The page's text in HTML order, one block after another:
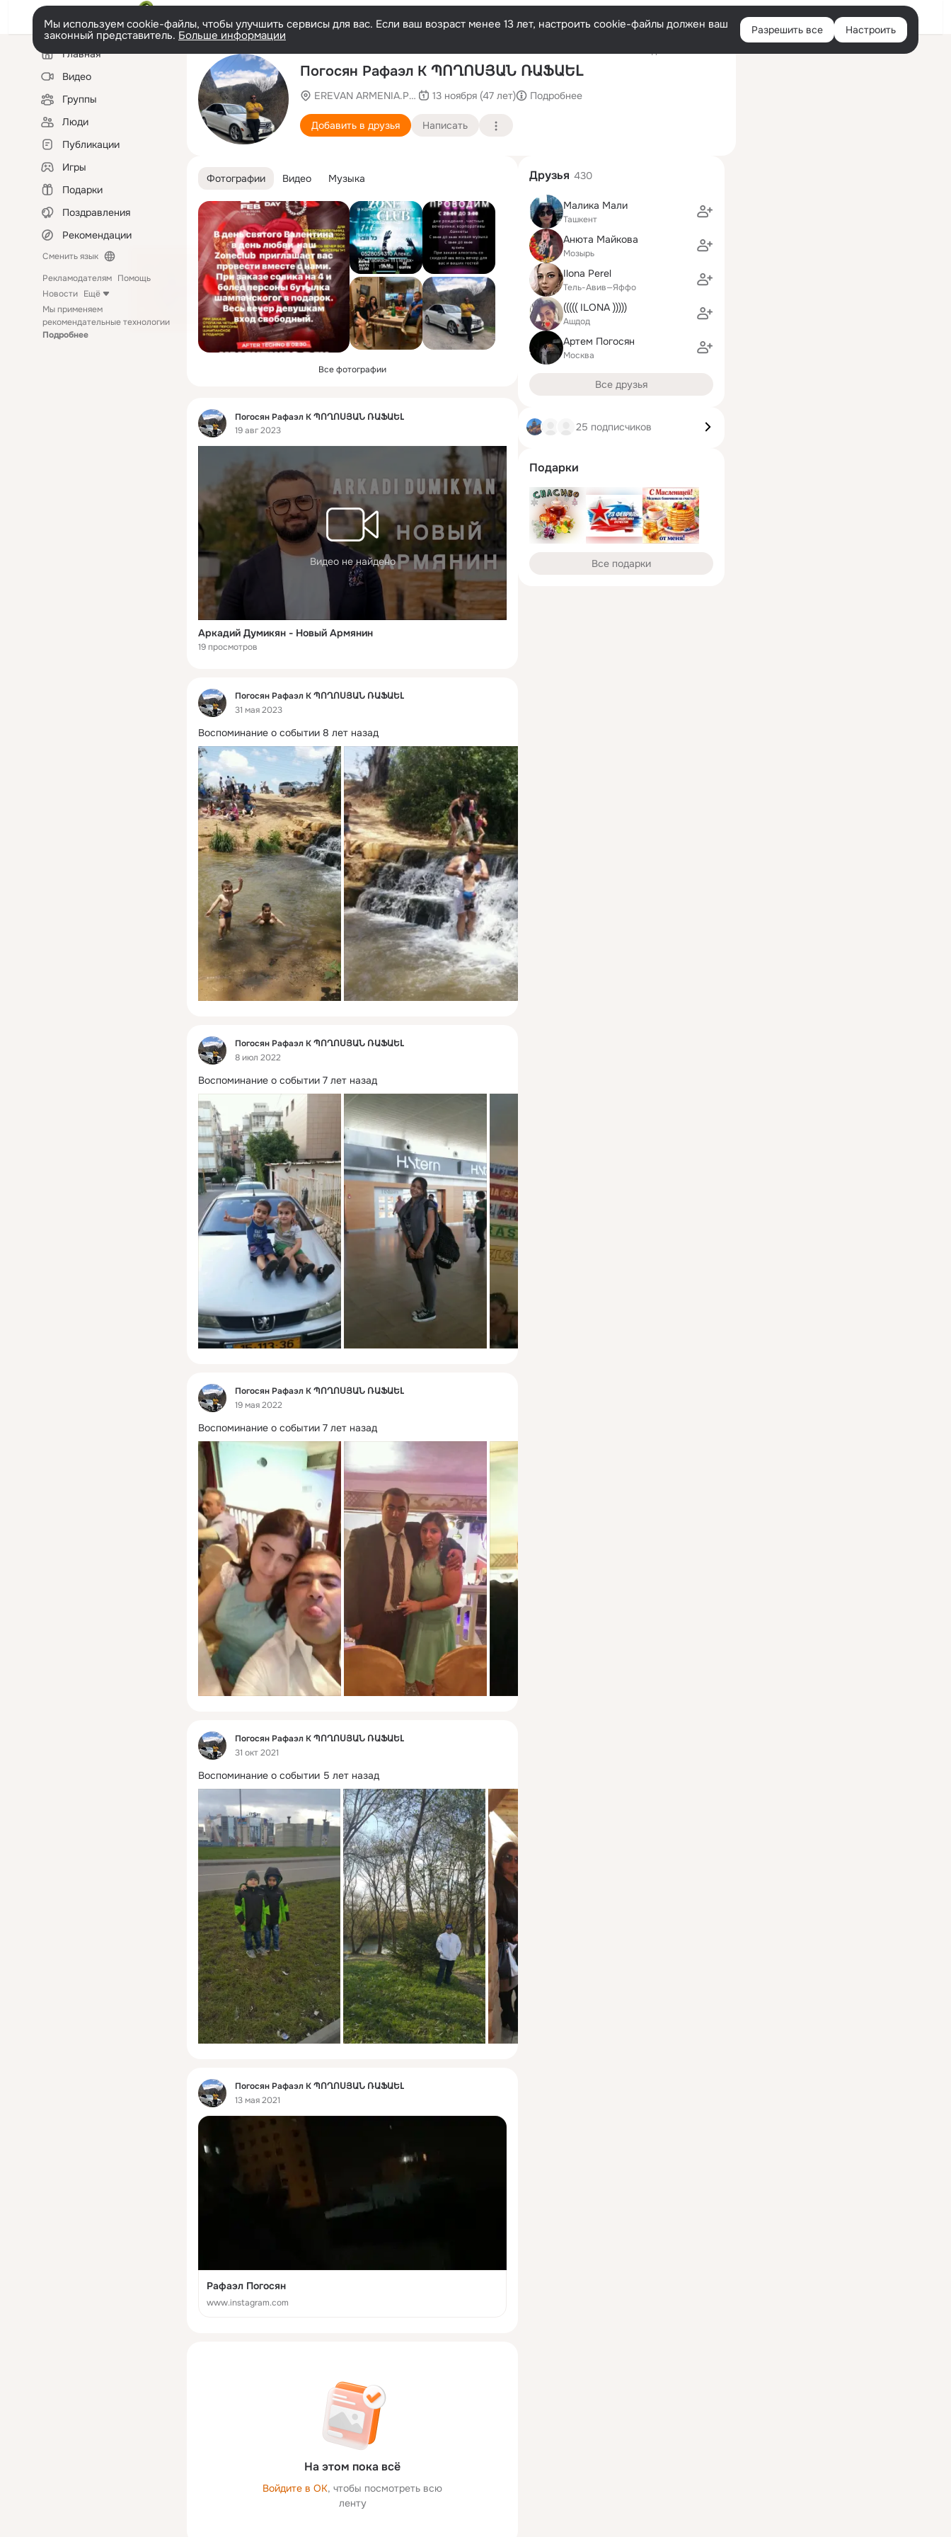
Войти
Мы используем cookie-файлы, чтобы улучшить сервисы для вас. Если ваш возраст менее 13 лет, настроить cookie-файлы должен ваш
законный представитель. Больше информации Разрешить все Настроить
Левая
колонкаГлавная
Видео
Группы
Люди
Публикации
Игры
Подарки
Поздравления
Рекомендации
Сменить язык
Рекламодателям Помощь
Новости Ещё
Мы применяем
рекомендательные технологии
Подробнее
Погосян Рафаэл К ՊՈՂՈՍՅԱՆ ՌԱՖԱԵԼ
EREVAN ARMENIA.Petah-Tikva13 ноября (47 лет) Подробнее
Добавить в друзья Написать
Фотографии Видео Музыка
Все фотографии
Фид
Погосян Рафаэл К ՊՈՂՈՍՅԱՆ ՌԱՖԱԵԼ
19 авг 2023
Видео не найдено
Аркадий Думикян - Новый Армянин
19 просмотров
Фид
Погосян Рафаэл К ՊՈՂՈՍՅԱՆ ՌԱՖԱԵԼ
31 мая 2023
Воспоминание о событии 8 лет назад
Фид
Погосян Рафаэл К ՊՈՂՈՍՅԱՆ ՌԱՖԱԵԼ
8 июл 2022
Воспоминание о событии 7 лет назад
Фид
Погосян Рафаэл К ՊՈՂՈՍՅԱՆ ՌԱՖԱԵԼ
19 мая 2022
Воспоминание о событии 7 лет назад
Фид
Погосян Рафаэл К ՊՈՂՈՍՅԱՆ ՌԱՖԱԵԼ
31 окт 2021
Воспоминание о событии 5 лет назад
Фид
Погосян Рафаэл К ՊՈՂՈՍՅԱՆ ՌԱՖԱԵԼ
13 мая 2021
Рафаэл Погосян
www.instagram.com
На этом пока всё
Войдите в ОК, чтобы посмотреть всю
ленту
Друзья 430
Малика Мали
Ташкент
Анюта Майкова
Мозырь
Ilona Perel
Тель-Авив—Яффо
((((( ILONA )))))
Ашдод
Артем Погосян
Москва
Все друзья
25 подписчиков
Подарки
Все подарки